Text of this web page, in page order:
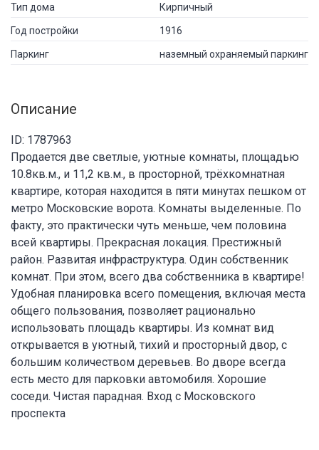
Тип дома Кирпичный
Год постройки 1916
Паркинг наземный охраняемый паркинг
Описание
ID: 1787963
Продается две светлые, уютные комнаты, площадью
10.8кв.м., и 11,2 кв.м., в просторной, трёхкомнатная
квартире, которая находится в пяти минутах пешком от
метро Московские ворота. Комнаты выделенные. По
факту, это практически чуть меньше, чем половина
всей квартиры. Прекрасная локация. Престижный
район. Развитая инфраструктура. Один собственник
комнат. При этом, всего два собственника в квартире!
Удобная планировка всего помещения, включая места
общего пользования, позволяет рационально
использовать площадь квартиры. Из комнат вид
открывается в уютный, тихий и просторный двор, с
большим количеством деревьев. Во дворе всегда
есть место для парковки автомобиля. Хорошие
соседи. Чистая парадная. Вход с Московского
проспекта